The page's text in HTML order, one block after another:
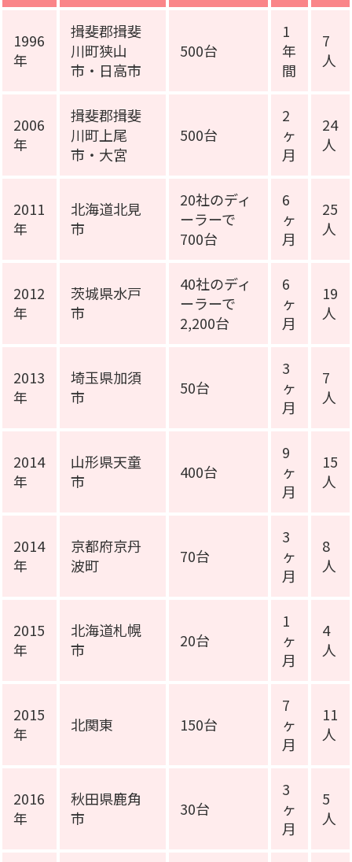
1996
年
揖斐郡揖斐
川町狭山
市・日高市
500台
1
年
間
7
人
2006
年
揖斐郡揖斐
川町上尾
市・大宮
500台
2
ヶ
月
24
人
2011
年
北海道北見
市
20社のディ
ーラーで
700台
6
ヶ
月
25
人
2012
年
茨城県水戸
市
40社のディ
ーラーで
2,200台
6
ヶ
月
19
人
2013
年
埼玉県加須
市
50台
3
ヶ
月
7
人
2014
年
山形県天童
市
400台
9
ヶ
月
15
人
2014
年
京都府京丹
波町
70台
3
ヶ
月
8
人
2015
年
北海道札幌
市
20台
1
ヶ
月
4
人
2015
年
北関東 150台
7
ヶ
月
11
人
2016
年
秋田県鹿角
市
30台
3
ヶ
月
5
人